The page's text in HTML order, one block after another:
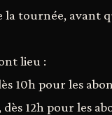
tournée, avant
lieu :
10h pour les
12h pour les